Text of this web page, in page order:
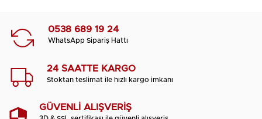
0538 689 19 24
WhatsApp Sipariş Hattı
24 SAATTE KARGO
Stoktan teslimat ile hızlı kargo imkanı
GÜVENLİ ALIŞVERİŞ